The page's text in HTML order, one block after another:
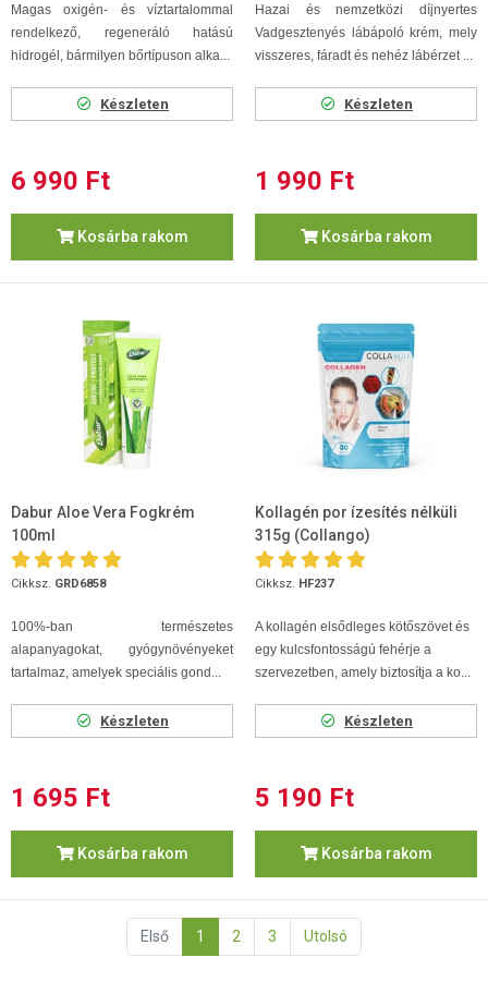
Magas oxigén- és víztartalommal
rendelkező, regeneráló hatású
hidrogél, bármilyen bőrtípuson alka...
Készleten
6 990 Ft
Kosárba rakom
Hazai és nemzetközi díjnyertes
Vadgesztenyés lábápoló krém, mely
visszeres, fáradt és nehéz lábérzet ...
Készleten
1 990 Ft
Kosárba rakom
Dabur Aloe Vera Fogkrém
100ml
Cikksz. GRD6858
100%-ban természetes
alapanyagokat, gyógynövényeket
tartalmaz, amelyek speciális gond...
Készleten
1 695 Ft
Kosárba rakom
Kollagén por ízesítés nélküli
315g (Collangoִ)
Cikksz. HF237
A kollagén elsődleges kötőszövet és
egy kulcsfontosságú fehérje a
szervezetben, amely biztosítja a ko...
Készleten
5 190 Ft
Kosárba rakom
Első 1 2 3 Utolsó